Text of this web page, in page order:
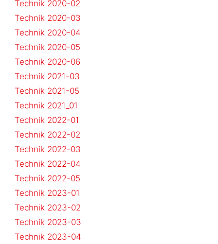
Technik 2020-02
Technik 2020-03
Technik 2020-04
Technik 2020-05
Technik 2020-06
Technik 2021-03
Technik 2021-05
Technik 2021_01
Technik 2022-01
Technik 2022-02
Technik 2022-03
Technik 2022-04
Technik 2022-05
Technik 2023-01
Technik 2023-02
Technik 2023-03
Technik 2023-04